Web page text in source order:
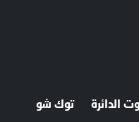
الدائرة توك شو